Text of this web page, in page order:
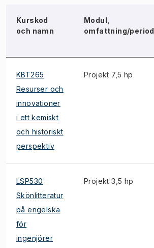
Kurskod
och namn
Modul,
omfattning/period
KBT265
Resurser och
innovationer
i ett kemiskt
och historiskt
perspektiv
Projekt 7,5 hp
LSP530
Skönlitteratur
på engelska
för
ingenjörer
Projekt 3,5 hp